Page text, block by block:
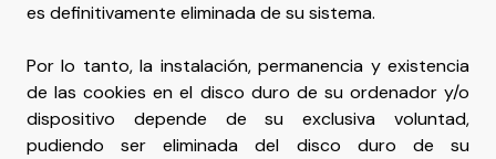
es definitivamente eliminada de su sistema.
Por lo tanto, la instalación, permanencia y existencia
de las cookies en el disco duro de su ordenador y/o
dispositivo depende de su exclusiva voluntad,
pudiendo ser eliminada del disco duro de su